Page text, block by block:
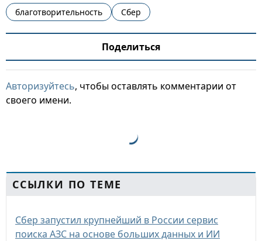
благотворительность Сбер
Поделиться
Авторизуйтесь, чтобы оставлять комментарии от
своего имени.
ССЫЛКИ ПО ТЕМЕ
Сбер запустил крупнейший в России сервис
поиска АЗС на основе больших данных и ИИ